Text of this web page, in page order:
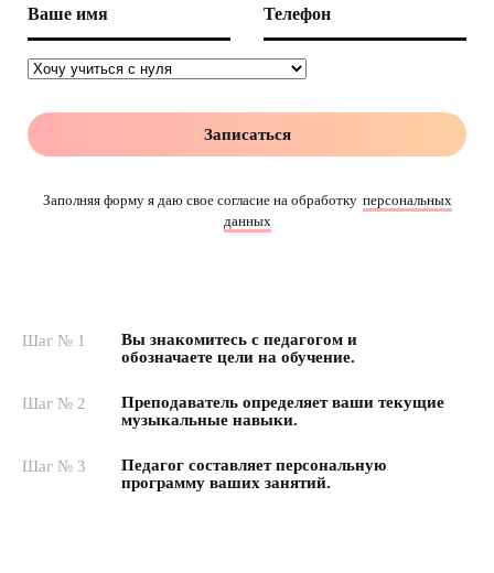
Записаться
Заполняя форму я даю свое согласие на обработку персональных
данных
Шаг № 1
Вы знакомитесь с педагогом и
обозначаете цели на обучение.
Шаг № 2
Преподаватель определяет ваши текущие
музыкальные навыки.
Шаг № 3
Педагог составляет персональную
программу ваших занятий.